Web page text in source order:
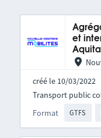
et
créé le 10/03/2022
Format GTFS
Transport public